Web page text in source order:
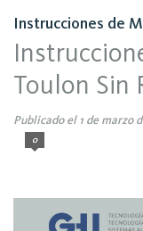
Instrucciones de
Toulon Sin
Publicado el 1 de marzo
0